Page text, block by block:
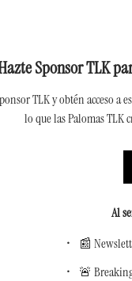
Sponsor TLK
TLK y obtén acceso a
lo que las Palomas TLK
Al
📰
🚨